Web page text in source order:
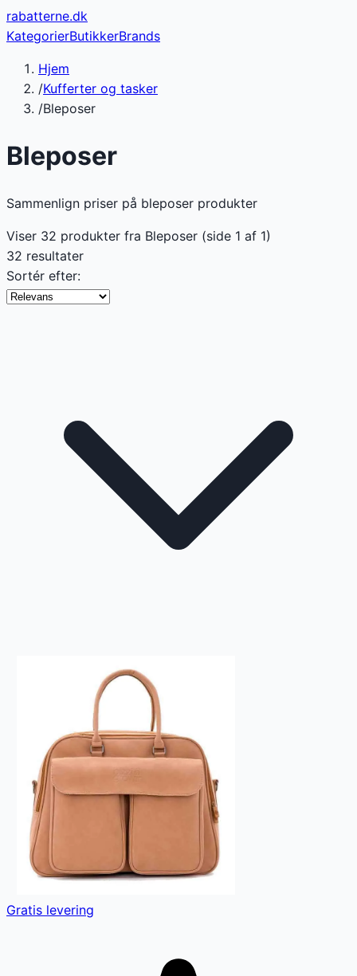
rabatterne.dk
KategorierButikkerBrands
Hjem
/Kufferter og tasker
/Bleposer
Bleposer
Sammenlign priser på bleposer produkter
Viser 32 produkter fra Bleposer (side 1 af 1)
32 resultater
Sortér efter:
Gratis levering